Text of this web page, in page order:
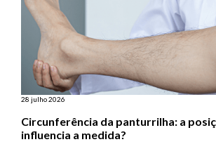
28 julho 2026
Circunferência da panturrilha: a
influencia a medida?